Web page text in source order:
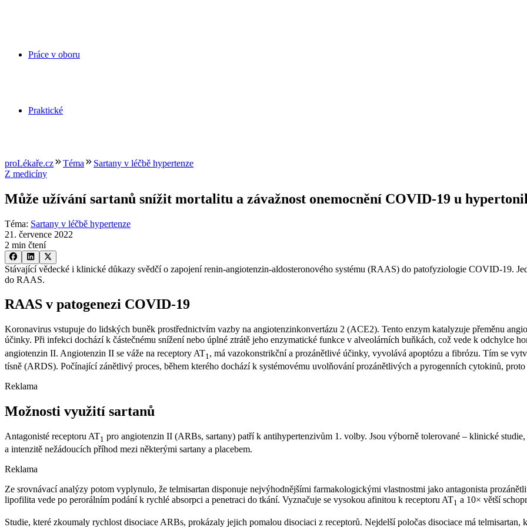
Práce v oboru
Praktické
proLékaře.cz Téma
Sartany v léčbě hypertenze
Z medicíny
Může užívání sartanů snížit mortalitu a závažnost onemocnění COVID-19 u
Téma: Sartany v léčbě hypertenze
21. července 2022
2 min čtení
Stávající vědecké i klinické důkazy svědčí o zapojení renin-angiotenzin-aldosteronového systému (RAAS) do patofyziologie COVID-19.
do RAAS.
RAAS v patogenezi COVID-19
Koronavirus vstupuje do lidských buněk prostřednictvím vazby na angiotenzinkonvertázu 2 (ACE2). Tento enzym katalyzuje přeměnu
účinky. Při infekci dochází k částečnému snížení nebo úplné ztrátě jeho enzymatické funkce v alveolárních buňkách, což vede k odchylce
angiotenzin II. Angiotenzin II se váže na receptory AT1 , má vazokonstrikční a prozánětlivé účinky, vyvolává apoptózu a fibrózu. Tím se
tísně (ARDS). Počínající zánětlivý proces, během kterého dochází k systémovému uvolňování prozánětlivých a pyrogenních cytokinů,
Reklama
Možnosti využití sartanů
Antagonisté receptoru AT1 pro angiotenzin II (ARBs, sartany) patří k antihypertenzivům 1. volby. Jsou výborně tolerované –⁠ klinické
a intenzitě nežádoucích příhod mezi některými sartany a placebem.
Reklama
Ze srovnávací analýzy potom vyplynulo, že telmisartan disponuje nejvýhodnějšími farmakologickými vlastnostmi jako antagonista
lipofilita vede po perorálním podání k rychlé absorpci a penetraci do tkání. Vyznačuje se vysokou afinitou k receptoru AT1 a 10× větší
Studie, které zkoumaly rychlost disociace ARBs, prokázaly jejich pomalou disociaci z receptorů. Nejdelší poločas disociace má